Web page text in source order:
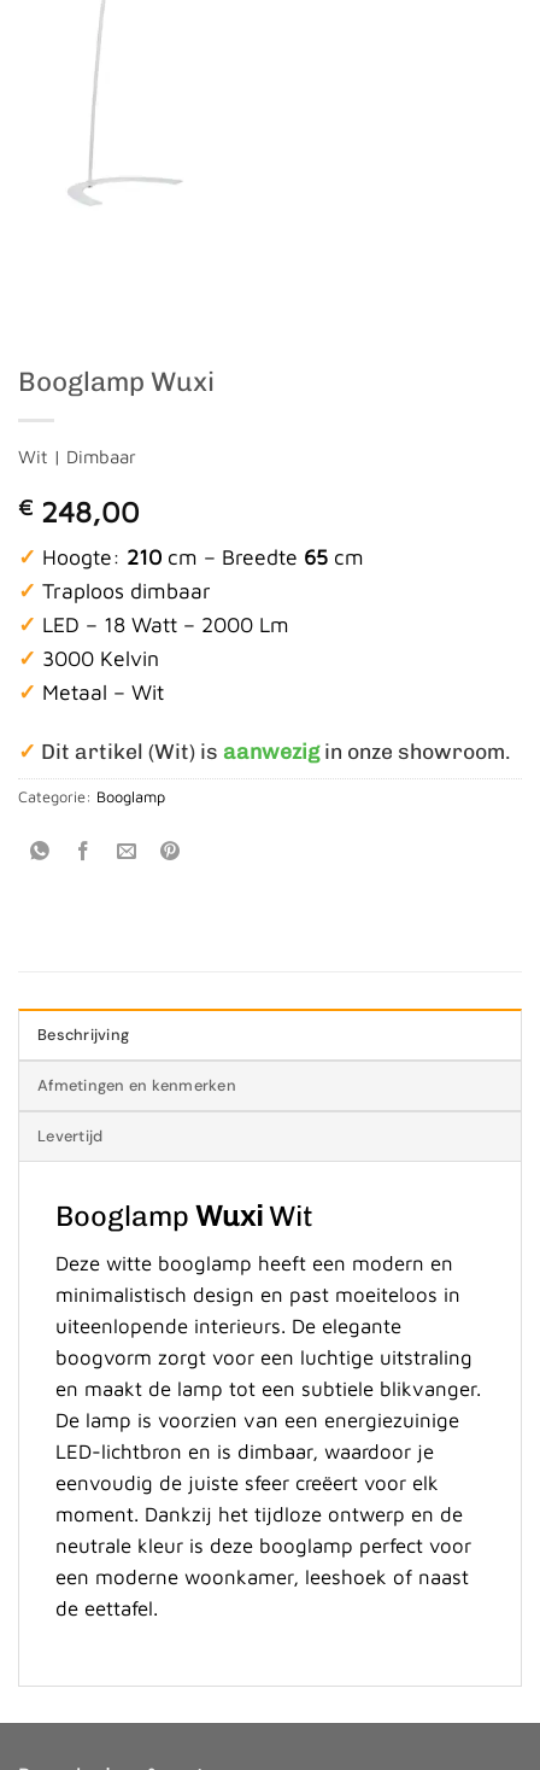
Booglamp Wuxi
Wit | Dimbaar
€ 248,00
✓ Hoogte: 210 cm – Breedte 65 cm
✓ Traploos dimbaar
✓ LED – 18 Watt – 2000 Lm
✓ 3000 Kelvin
✓ Metaal – Wit
✓ Dit artikel (Wit) is aanwezig in onze showroom.
Categorie: Booglamp
Beschrijving
Afmetingen en kenmerken
Levertijd
Booglamp WuxiWit
Deze witte booglamp heeft een modern en
minimalistisch design en past moeiteloos in
uiteenlopende interieurs. De elegante
boogvorm zorgt voor een luchtige uitstraling
en maakt de lamp tot een subtiele blikvanger.
De lamp is voorzien van een energiezuinige
LED-lichtbron en is dimbaar, waardoor je
eenvoudig de juiste sfeer creëert voor elk
moment. Dankzij het tijdloze ontwerp en de
neutrale kleur is deze booglamp perfect voor
een moderne woonkamer, leeshoek of naast
de eettafel.